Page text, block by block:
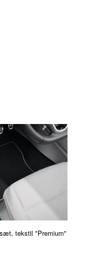
tekstil "Premium"